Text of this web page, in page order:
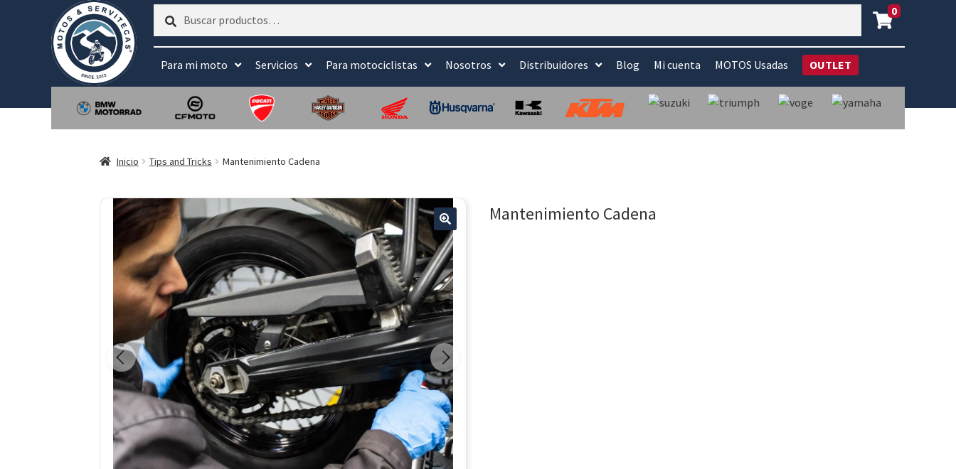
Buscar
Buscar 0
Para mi moto Servicios Para motociclistas Nosotros Distribuidores Blog Mi cuenta MOTOS Usadas OUTLET
Inicio Tips and Tricks Mantenimiento Cadena
🔍
Mantenimiento Cadena